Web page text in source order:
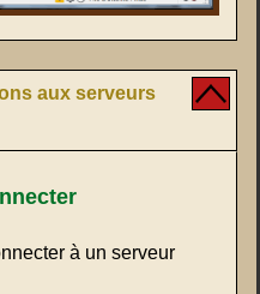
aux serveurs
à un serveur